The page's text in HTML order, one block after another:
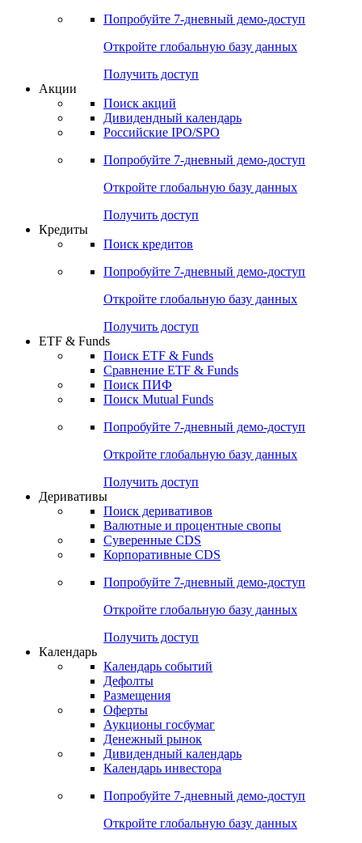
Попробуйте 7-дневный демо-доступ
Откройте глобальную базу данных
Получить доступ
Акции
Поиск акций
Дивидендный календарь
Российские IPO/SPO
Попробуйте 7-дневный демо-доступ
Откройте глобальную базу данных
Получить доступ
Кредиты
Поиск кредитов
Попробуйте 7-дневный демо-доступ
Откройте глобальную базу данных
Получить доступ
ETF & Funds
Поиск ETF & Funds
Сравнение ETF & Funds
Поиск ПИФ
Поиск Mutual Funds
Попробуйте 7-дневный демо-доступ
Откройте глобальную базу данных
Получить доступ
Деривативы
Поиск деривативов
Валютные и процентные свопы
Суверенные CDS
Корпоративные CDS
Попробуйте 7-дневный демо-доступ
Откройте глобальную базу данных
Получить доступ
Календарь
Календарь событий
Дефолты
Размещения
Оферты
Аукционы госбумаг
Денежный рынок
Дивидендный календарь
Календарь инвестора
Попробуйте 7-дневный демо-доступ
Откройте глобальную базу данных